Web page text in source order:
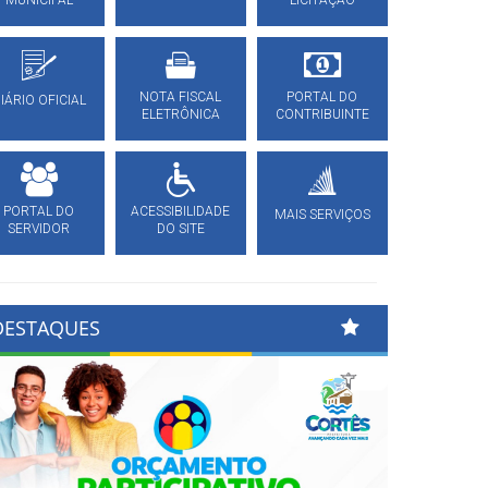
OFICIAL
NOTA FISCAL
ELETRÔNICA
PORTAL DO
CONTRIBUINTE
PORTAL DO
SERVIDOR
ACESSIBILIDADE
DO SITE
MAIS SERVIÇOS